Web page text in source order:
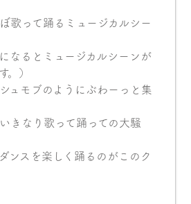
歌って踊るミュージカルシー
なるとミュージカルシーンが
。）
ュモブのようにぶわーっと集
きなり歌って踊っての大騒
ンスを楽しく踊るのがこのク